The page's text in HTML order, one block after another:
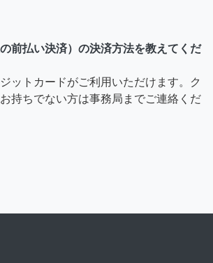
前払い決済）の決済方法を教えてくだ
ットカードがご利用いただけます。ク
持ちでない方は事務局までご連絡くだ